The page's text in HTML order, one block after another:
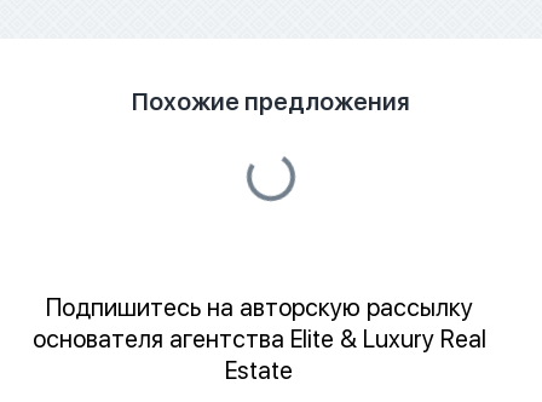
Похожие предложения
Подпишитесь на авторскую рассылку
основателя агентства Elite & Luxury Real
Estate